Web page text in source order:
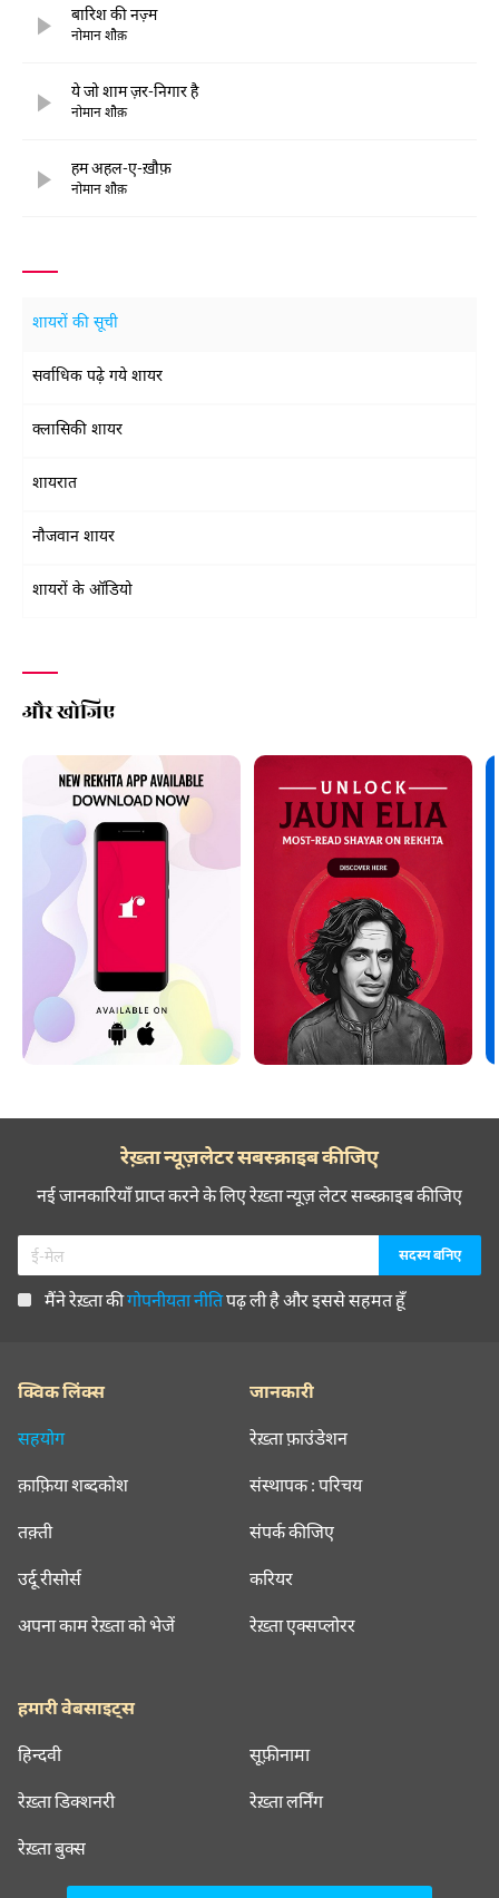
बारिश की नज़्म
नोमान शौक़
ये जो शाम ज़र-निगार है
नोमान शौक़
हम अहल-ए-ख़ौफ़
नोमान शौक़
शायरों की सूची
सर्वाधिक पढ़े गये शायर
क्लासिकी शायर
शायरात
नौजवान शायर
शायरों के ऑडियो
और खोजिए
रेख़्ता न्यूज़लेटर सबस्क्राइब कीजिए
नई जानकारियाँ प्राप्त करने के लिए रेख़्ता न्यूज़ लेटर सब्स्क्राइब कीजिए
मैंने रेख़्ता कीगोपनीयता नीतिपढ़ ली है और इससे सहमत हूँ
क्विक लिंक्स
सहयोग
क़ाफ़िया शब्दकोश
तक़्ती
उर्दू रीसोर्स
अपना काम रेख़्ता को भेजें
जानकारी
रेख़्ता फ़ाउंडेशन
संस्थापक : परिचय
संपर्क कीजिए
करियर
रेख़्ता एक्सप्लोरर
हमारी वेबसाइट्स
हिन्दवी सूफ़ीनामा
रेख़्ता डिक्शनरी रेख़्ता लर्निंग
रेख़्ता बुक्स